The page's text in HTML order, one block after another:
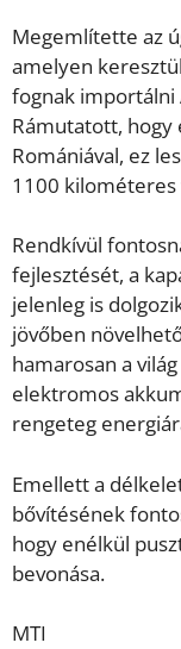
Megemlítette az
amelyen
fognak importálni
Rámutatott, hogy
Romániával, ez
1100
Rendkívül
fejlesztését, a
jelenleg is
jövőben
hamarosan a
elektromos
rengeteg
Emellett a
bővítésének
hogy enélkül
bevonása.
MTI